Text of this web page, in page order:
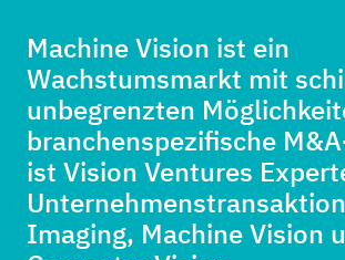
Machine Vision ist ein
Wachstumsmarkt mit
unbegrenzten
branchenspezifische
ist Vision Ventures
Imaging, Machine Vision